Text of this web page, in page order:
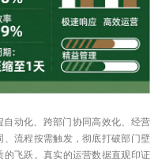
动化、跨部门协同高效化、经营
流程按需触发，彻底打破部门壁
飞跃。真实的运营数据直观印证